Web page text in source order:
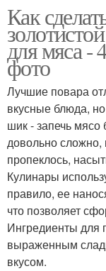
Как
для мяса -
фото
Лучшие повара
вкусные блюда,
шик - запечь
довольно
пропеклось,
Кулинары
правило, ее
что позволяет
Ингредиенты для
выраженным
вкусом.